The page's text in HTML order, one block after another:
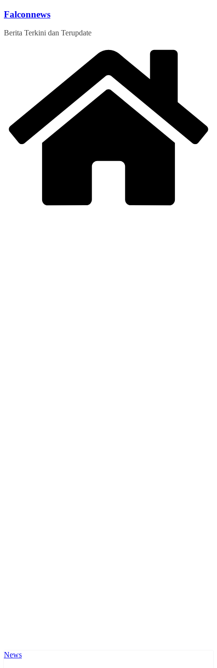
Skip
content
Falconnews
Berita Terkini dan Terupdate
News